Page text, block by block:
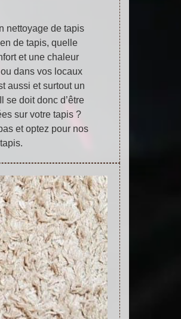
nettoyage de tapis
de tapis, quelle
et une chaleur
dans vos locaux
aussi et surtout un
se doit donc d’être
sur votre tapis ?
et optez pour nos